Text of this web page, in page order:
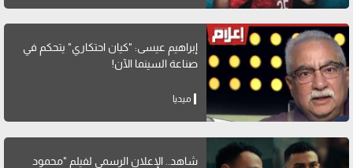
إبراهيم عيسى: "كيان احتكاري" يتحكم في
صناعة السينما الآن!
ميديا
شاهد.. الإعلان الرسمي لفيلم "محمود